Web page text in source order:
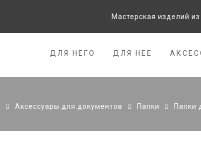
Мастерская изделий
ДЛЯ НЕГО ДЛЯ НЕЕ
Аксессуары для документов Папки Папки